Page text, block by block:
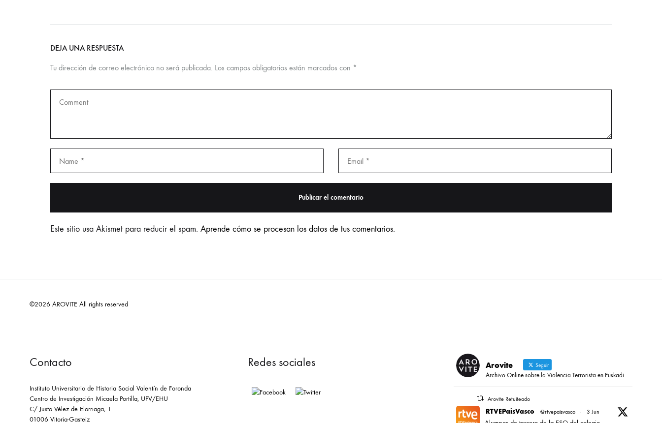
DEJA UNA RESPUESTA
Tu dirección de correo electrónico no será publicada. Los campos obligatorios están marcados con *
Este sitio usa Akismet para reducir el spam. Aprende cómo se procesan los datos de tus comentarios.
©2026 AROVITE All rights reserved
Contacto
Instituto Universitario de Historia Social Valentín de Foronda
Centro de Investigación Micaela Portilla, UPV/EHU
C/ Justo Vélez de Elorriaga, 1
01006 Vitoria-Gasteiz
Redes sociales Arovite Seguir
Archivo Online sobre la Violencia Terrorista en Euskadi
Arovite Retuiteado
RTVEPaisVasco @rtvepaisvasco · 3 Jun